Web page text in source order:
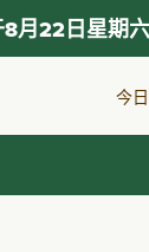
今
月22日星期